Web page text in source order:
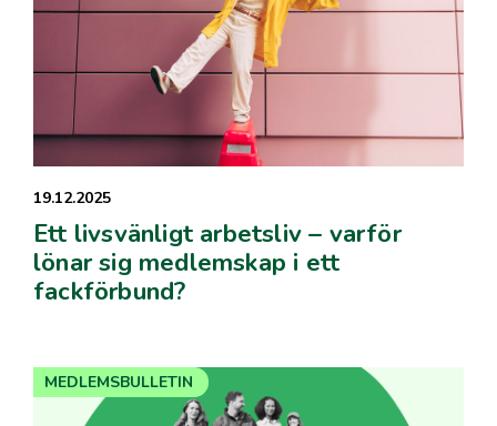
19.12.2025
Ett livsvänligt arbetsliv – varför
lönar sig medlemskap i ett
fackförbund?
MEDLEMSBULLETIN